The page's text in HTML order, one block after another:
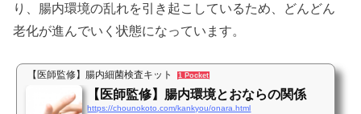
り、腸内環境の乱れを引き起こしているため、どんどん
老化が進んでいく状態になっています。
【医師監修】腸内細菌検査キット 1 Pocket
【医師監修】腸内環境とおならの関係
https://chounokoto.com/kankyou/onara.html